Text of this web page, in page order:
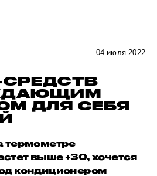
04 июля 2022
ДЛЯ СЕБЯ
термометре
выше +30, хочется
кондиционером